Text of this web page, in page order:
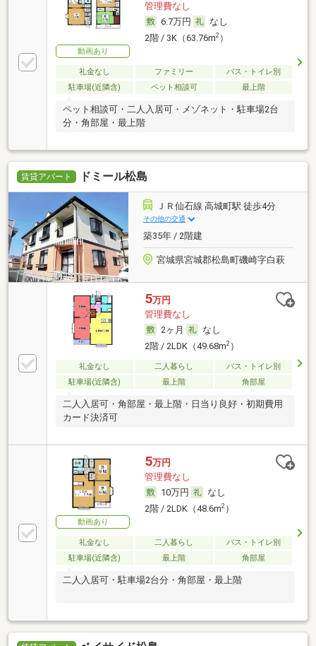
動画あり
管理費なし
6.7万円
なし
2階 / 3K（63.76m2）
礼金なし ファミリー
バス・トイレ別
駐車場(近隣含)
ペット相談可 最上階
ペット相談可・二人入居可・メゾネット・駐車場2台
分・角部屋・最上階
賃貸アパート ドミール松島
ＪＲ仙石線 高城町駅 徒歩4分
その他の交通
築35年 / 2階建
宮城県宮城郡松島町磯崎字白萩
5万円
管理費なし
2ヶ月
なし
2階 / 2LDK（49.68m2）
礼金なし 二人暮らし
バス・トイレ別
駐車場(近隣含)
最上階 角部屋
二人入居可・角部屋・最上階・日当り良好・初期費用
カード決済可
動画あり
5万円
管理費なし
10万円
なし
2階 / 2LDK（48.6m2）
礼金なし 二人暮らし
バス・トイレ別
駐車場(近隣含)
最上階 角部屋
二人入居可・駐車場2台分・角部屋・最上階